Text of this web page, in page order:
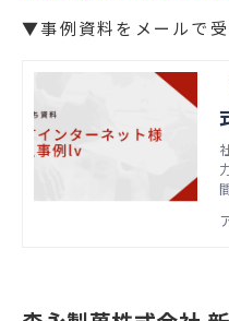
▼事例資料をメールで受